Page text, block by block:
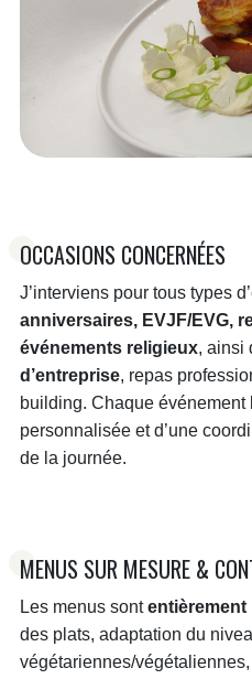
OCCASIONS CONCERNÉES
J’interviens pour tous types
anniversaires, EVJF/EVG,
événements religieux, ainsi
d’entreprise, repas
building. Chaque événement
personnalisée et d’une
de la journée.
MENUS SUR MESURE &
Les menus sont
des plats, adaptation du
végétariennes/